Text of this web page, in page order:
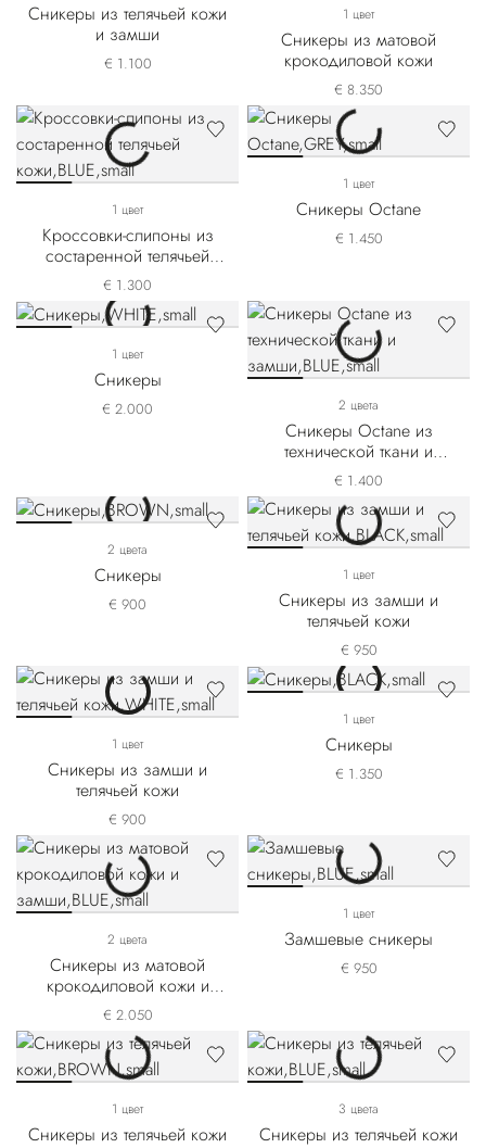
Сникеры из телячьей кожи
и замши
€ 1.100
1 цвет
Сникеры из матовой
крокодиловой кожи
€ 8.350
1 цвет
Кроссовки-слипоны из
состаренной телячьей
кожи
€ 1.300
1 цвет
Сникеры Octane
€ 1.450
1 цвет
Сникеры
€ 2.000 2 цвета
Сникеры Octane из
технической ткани и
замши
€ 1.400
2 цвета
Сникеры
€ 900
1 цвет
Сникеры из замши и
телячьей кожи
€ 950
1 цвет
Сникеры из замши и
телячьей кожи
€ 900
1 цвет
Сникеры
€ 1.350
2 цвета
Сникеры из матовой
крокодиловой кожи и
замши
€ 2.050
1 цвет
Замшевые сникеры
€ 950
1 цвет
Сникеры из телячьей кожи
3 цвета
Сникеры из телячьей кожи